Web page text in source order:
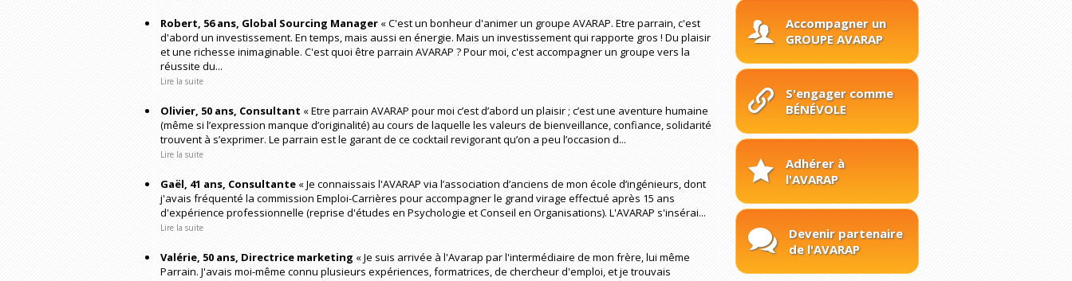
Robert, 56 ans, Global Sourcing Manager « C'est un bonheur d'animer un groupe AVARAP. Etre parrain, c'est
d'abord un investissement. En temps, mais aussi en énergie. Mais un investissement qui rapporte gros ! Du plaisir
et une richesse inimaginable. C'est quoi être parrain AVARAP ? Pour moi, c'est accompagner un groupe vers la
réussite du...
Lire la suite
Olivier, 50 ans, Consultant « Etre parrain AVARAP pour moi c’est d’abord un plaisir ; c’est une aventure humaine
(même si l’expression manque d’originalité) au cours de laquelle les valeurs de bienveillance, confiance, solidarité
trouvent à s’exprimer. Le parrain est le garant de ce cocktail revigorant qu’on a peu l’occasion d...
Lire la suite
Gaël, 41 ans, Consultante « Je connaissais l'AVARAP via l’association d’anciens de mon école d’ingénieurs, dont
j'avais fréquenté la commission Emploi-Carrières pour accompagner le grand virage effectué après 15 ans
d'expérience professionnelle (reprise d'études en Psychologie et Conseil en Organisations). L'AVARAP s'insérai...
Lire la suite
Valérie, 50 ans, Directrice marketing « Je suis arrivée à l'Avarap par l'intermédiaire de mon frère, lui même
Parrain. J'avais moi-même connu plusieurs expériences, formatrices, de chercheur d'emploi, et je trouvais
Accompagner un
GROUPE AVARAP
S'engager comme
BÉNÉVOLE
Adhérer à
l'AVARAP
Devenir partenaire
de l'AVARAP